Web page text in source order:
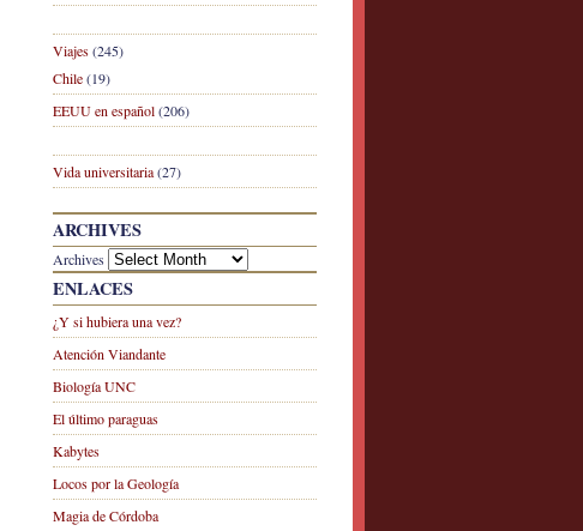
Viajes(245)
Chile(19)
EEUU en español(206)
Vida universitaria(27)
ARCHIVES
Archives
ENLACES
¿Y si hubiera una vez?
Atención Viandante
Biología UNC
El último paraguas
Kabytes
Locos por la Geología
Magia de Córdoba